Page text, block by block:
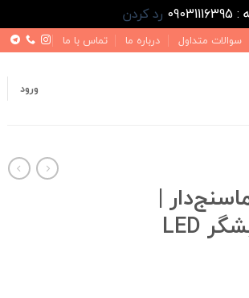
رد کردن
سوالات متداول درباره ما تماس با ما
ورود
|
استیل 304 با نمایشگر LED